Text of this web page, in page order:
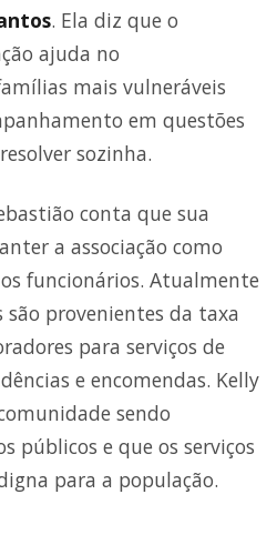
. Ela diz que o
ajuda no
mais vulneráveis
em questões
sozinha.
conta que sua
a associação como
funcionários. Atualmente
são provenientes da taxa
para serviços de
e encomendas. Kelly
sendo
públicos e que os serviços
para a população.